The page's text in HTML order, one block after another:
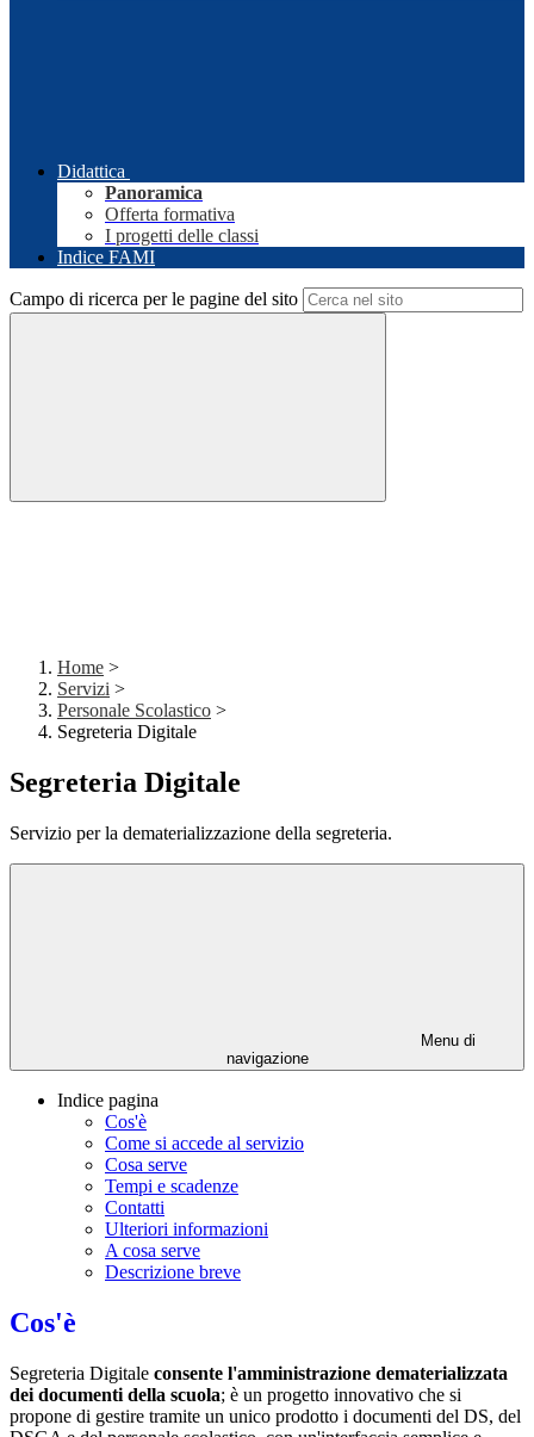
Didattica
Panoramica
Offerta formativa
I progetti delle classi
Indice FAMI
Campo di ricerca per le pagine del sito
Home >
Servizi >
Personale Scolastico >
Segreteria Digitale
Segreteria Digitale
Servizio per la dematerializzazione della segreteria.
Menu di
navigazione
Indice pagina
Cos'è
Come si accede al servizio
Cosa serve
Tempi e scadenze
Contatti
Ulteriori informazioni
A cosa serve
Descrizione breve
Cos'è
Segreteria Digitale consente l'amministrazione dematerializzata
dei documenti della scuola; è un progetto innovativo che si
propone di gestire tramite un unico prodotto i documenti del DS, del